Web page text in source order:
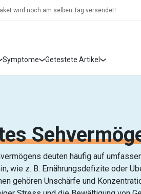
wird noch am selben Tag versendet!
Symptome Getestete Artikel
deuten häufig auf
wie z. B. Ernährungsdefizite oder
gehören Unschärfe und